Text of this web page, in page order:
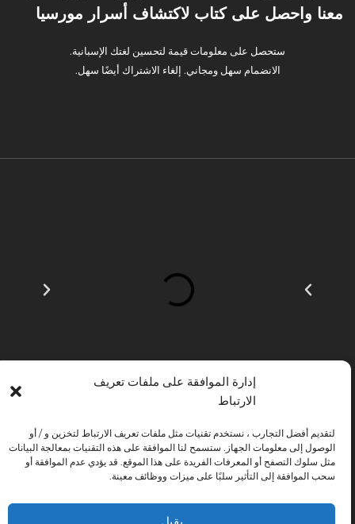
إدارة الموافقة على ملفات تعريف
الارتباط
لتقديم أفضل التجارب ، نستخدم تقنيات مثل ملفات تعريف الارتباط لتخزين و / أو
الوصول إلى معلومات الجهاز. ستسمح لنا الموافقة على هذه التقنيات بمعالجة البيانات
مثل سلوك التصفح أو المعرفات الفريدة على هذا الموقع. قد يؤدي عدم الموافقة أو
سحب الموافقة إلى التأثير سلبًا على ميزات ووظائف معينة.
يقبل
معنا واحصل على كتاب لاكتشاف أسرار مورسيا
ستحصل على معلومات قيمة لتحسين لغتك الإسبانية.
الانضمام سهل ومجاني. إلغاء الاشتراك أيضًا سهل.
تكنولوجيا المعلومات والاتصالات وإمكانية الوصول إليها ، وبفضل ذلك نفذت الحلول
التالية: التواجد عبر الإنترنت من خلال موقع إلكتروني. تم اتخاذ الإجراء الحالي في عام